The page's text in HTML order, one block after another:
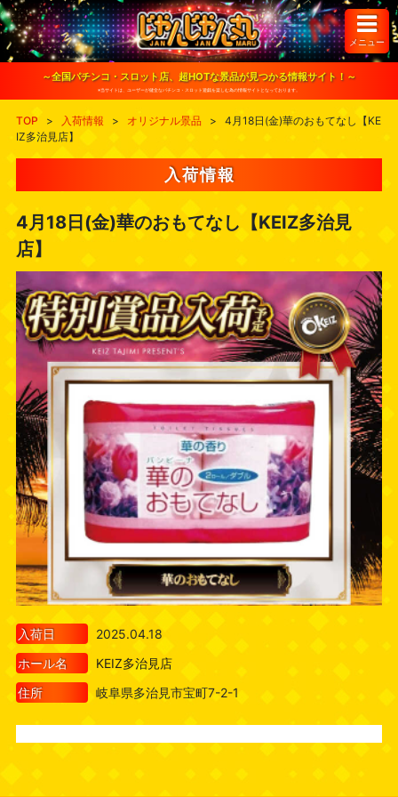
S
k
i
o
メニュー
～全国パチンコ・スロット店、超HOTな景品が見つかる情報サイト！～
※当サイトは、ユーザーが健全なパチンコ・スロット遊戯を楽しむ為の情報サイトとなっております。
TOP > 入荷情報 > オリジナル景品 >
4月18日(金)華のおもてなし【KE
IZ多治見店】
入荷情報
4月18日(金)華のおもてなし【KEIZ多治見
店】
入荷日
2025.04.18
ホール名
KEIZ多治見店
住所
岐阜県多治見市宝町7-2-1